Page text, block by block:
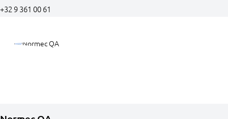
+32 9 361 00 61